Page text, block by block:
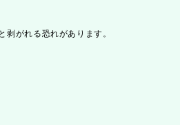
剥がれる恐れがあります。